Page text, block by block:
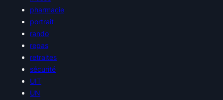
pharmacie
portrait
rando
repas
retraites
sécurité
UIT
UN